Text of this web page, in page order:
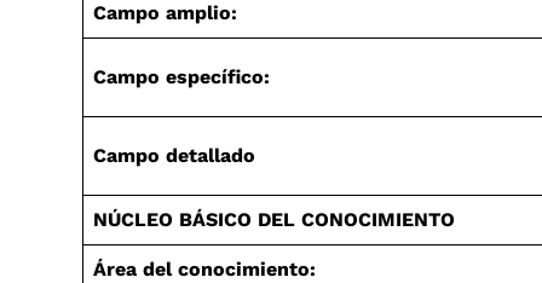
Campo amplio:
Campo específico:
Campo detallado
NÚCLEO BÁSICO DEL CONOCIMIENTO
Área del conocimiento: